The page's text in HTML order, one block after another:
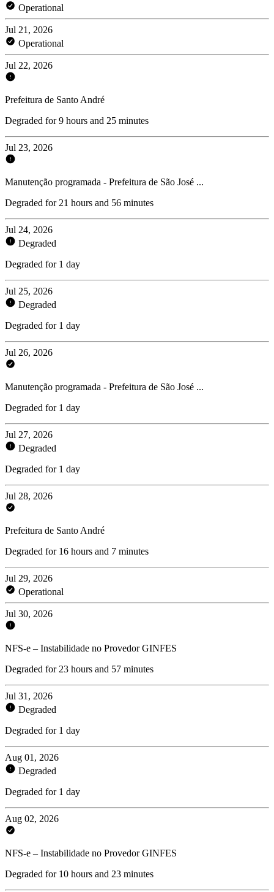
Operational
Jul 21, 2026
Operational
Jul 22, 2026
Prefeitura de Santo André
Degraded for 9 hours and 25 minutes
Jul 23, 2026
Manutenção programada - Prefeitura de São José ...
Degraded for 21 hours and 56 minutes
Jul 24, 2026
Degraded
Degraded for 1 day
Jul 25, 2026
Degraded
Degraded for 1 day
Jul 26, 2026
Manutenção programada - Prefeitura de São José ...
Degraded for 1 day
Jul 27, 2026
Degraded
Degraded for 1 day
Jul 28, 2026
Prefeitura de Santo André
Degraded for 16 hours and 7 minutes
Jul 29, 2026
Operational
Jul 30, 2026
NFS-e – Instabilidade no Provedor GINFES
Degraded for 23 hours and 57 minutes
Jul 31, 2026
Degraded
Degraded for 1 day
Aug 01, 2026
Degraded
Degraded for 1 day
Aug 02, 2026
NFS-e – Instabilidade no Provedor GINFES
Degraded for 10 hours and 23 minutes